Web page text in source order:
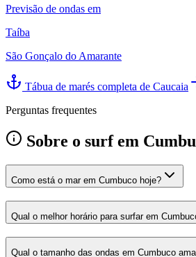
Previsão de ondas em
Taíba
São Gonçalo do Amarante
Tábua de marés completa de Caucaia
Perguntas frequentes
Sobre o surf em
Como está o mar em Cumbuco hoje?
Qual o melhor horário para surfar em
Qual o tamanho das ondas em Cumbuco